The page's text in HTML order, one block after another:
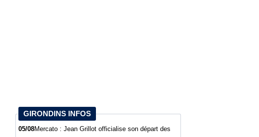
GIRONDINS INFOS
05/08Mercato : Jean Grillot officialise son départ des